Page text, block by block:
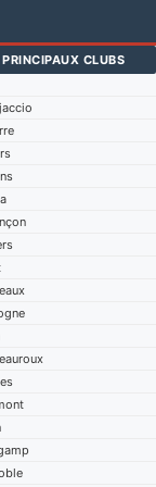
PRINCIPAUX CLUBS